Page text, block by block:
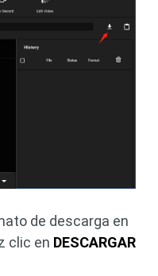
de descarga en
clic en DESCARGAR